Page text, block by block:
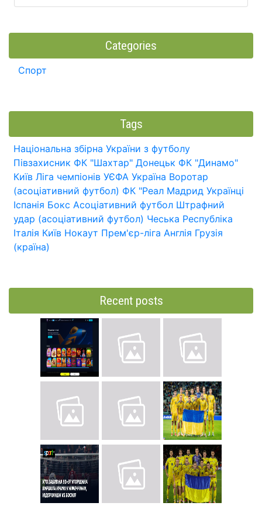
Categories
Спорт
Tags
Національна збірна України з футболу
Півзахисник ФК "Шахтар" Донецьк ФК "Динамо"
Київ Ліга чемпіонів УЄФА Україна Воротар
(асоціативний футбол) ФК "Реал Мадрид Українці
Іспанія Бокс Асоціативний футбол Штрафний
удар (асоціативний футбол) Чеська Республіка
Італія Київ Нокаут Прем'єр-ліга Англія Грузія
(країна)
Recent posts